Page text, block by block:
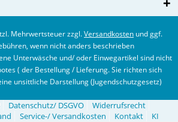
Mehrwertsteuer zzgl.Versandkosten und ggf.
wenn nicht anders beschrieben
Unterwäsche und/ oder Einwegartikel sind nicht
( der Bestellung / Lieferung. Sie richten sich
unsittliche Darstellung (Jugendschutzgesetz)
Datenschutz/ DSGVO
Widerrufsrecht
Service-/ Versandkosten Kontakt KI